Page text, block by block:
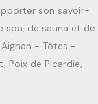
son savoir-
spa, de sauna et de
- Tôtes -
Poix de Picardie,